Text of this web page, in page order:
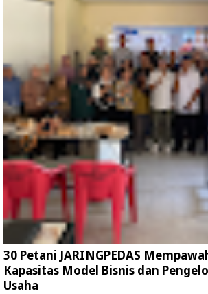
30 Petani JARINGPEDAS
Kapasitas Model Bisnis dan
Usaha